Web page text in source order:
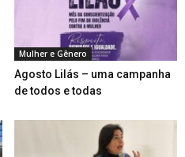
Mulher e Gênero
Agosto Lilás – uma campanha
de todos e todas